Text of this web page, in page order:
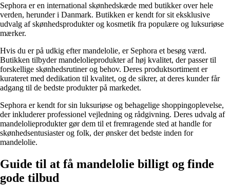
Sephora er en international skønhedskæde med butikker over hele
verden, herunder i Danmark. Butikken er kendt for sit eksklusive
udvalg af skønhedsprodukter og kosmetik fra populære og luksuriøse
mærker.
Hvis du er på udkig efter mandelolie, er Sephora et besøg værd.
Butikken tilbyder mandelolieprodukter af høj kvalitet, der passer til
forskellige skønhedsrutiner og behov. Deres produktsortiment er
kurateret med dedikation til kvalitet, og de sikrer, at deres kunder får
adgang til de bedste produkter på markedet.
Sephora er kendt for sin luksuriøse og behagelige shoppingoplevelse,
der inkluderer professionel vejledning og rådgivning. Deres udvalg af
mandelolieprodukter gør dem til et fremragende sted at handle for
skønhedsentusiaster og folk, der ønsker det bedste inden for
mandelolie.
Guide til at få mandelolie billigt og finde
gode tilbud